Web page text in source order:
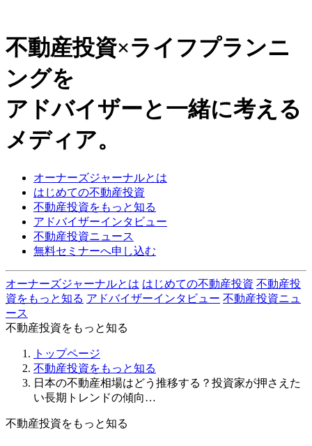
不動産投資×ライフプランニ
ングを
アドバイザーと一緒に考える
メディア。
オーナーズジャーナルとは
はじめての不動産投資
不動産投資をもっと知る
アドバイザーインタビュー
不動産投資ニュース
無料セミナーへ申し込む
オーナーズジャーナルとは はじめての不動産投資 不動産投
資をもっと知る アドバイザーインタビュー 不動産投資ニュ
ース
不動産投資をもっと知る
トップページ
不動産投資をもっと知る
日本の不動産相場はどう推移する？投資家が押さえた
い長期トレンドの傾向…
不動産投資をもっと知る